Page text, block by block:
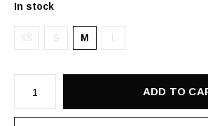
In stock
XS S M L
ADD TO